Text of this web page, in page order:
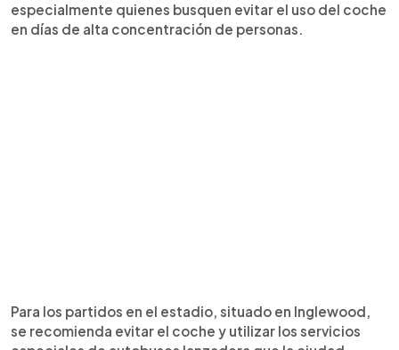
especialmente quienes busquen evitar el uso del coche
en días de alta concentración de personas.
Para los partidos en el estadio, situado en Inglewood,
se recomienda evitar el coche y utilizar los servicios